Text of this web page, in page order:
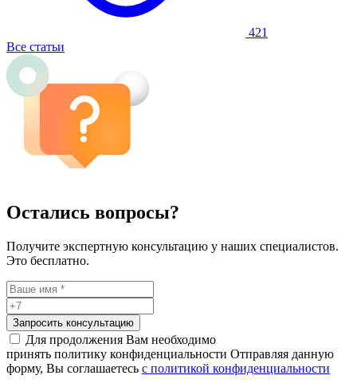
421
Все статьи
Остались вопросы?
Получите экспертную консультацию у наших специалистов.
Это бесплатно.
Запросить консультацию
Для продолжения Вам необходимо
принять политику конфиденциальности Отправляя данную
форму, Вы соглашаетесь с политикой конфиденциальности